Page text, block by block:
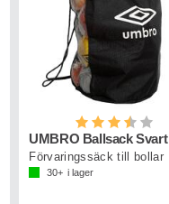
Betyg:
UMBRO Ballsack Svart
Förvaringssäck till bollar
30+ i lager